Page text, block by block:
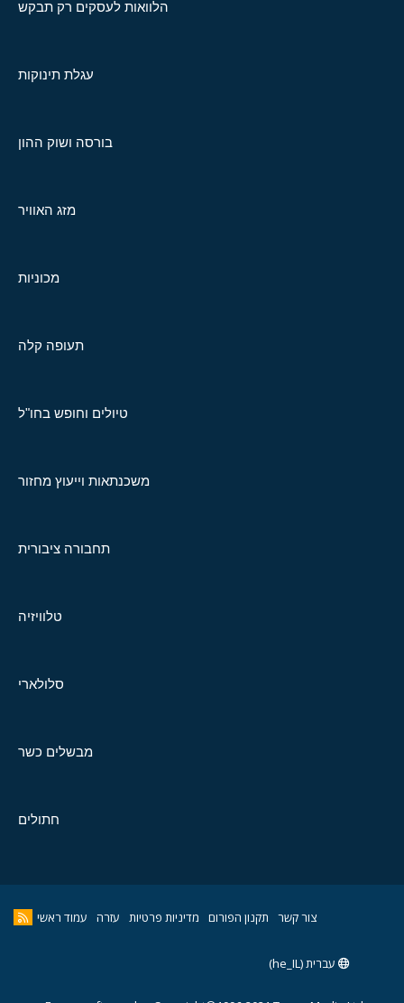
הלוואות לעסקים רק תבקש
עגלת תינוקות
בורסה ושוק ההון
מזג האוויר
מכוניות
תעופה קלה
טיולים וחופש בחו"ל
משכנתאות וייעוץ מחזור
תחבורה ציבורית
טלוויזיה
סלולארי
מבשלים כשר
חתולים
צור קשר תקנון הפורום מדיניות פרטיות עזרה עמוד ראשי
עברית (he_IL)